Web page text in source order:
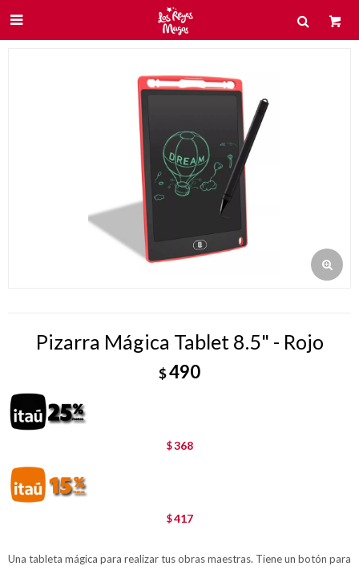

Pizarra Mágica Tablet 8.5" - Rojo
$490
$368
$417
Una tableta mágica para realizar tus obras maestras. Tiene un botón para